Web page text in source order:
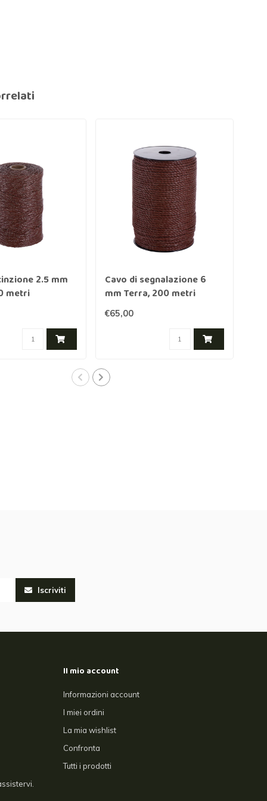
2.5 mm
metri
Cavo di segnalazione 6
mm Terra, 200 metri
€65,00
Iscriviti
Il mio account
Informazioni account
I miei ordini
La mia wishlist
Confronta
Tutti i prodotti